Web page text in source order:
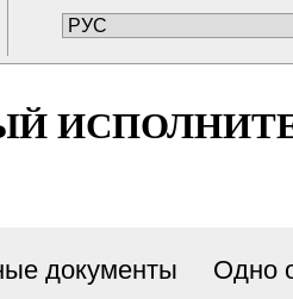
документы Одно